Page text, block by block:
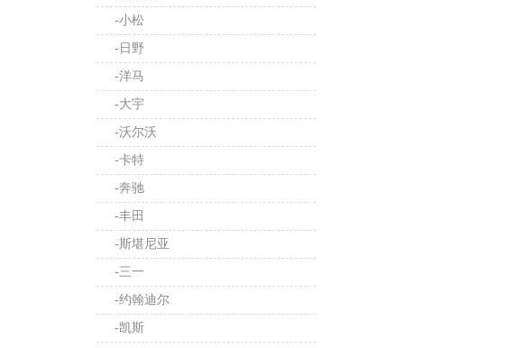
-小松
-日野
-洋马
-大宇
-沃尔沃
-卡特
-奔驰
-丰田
-斯堪尼亚
-三一
-约翰迪尔
-凯斯